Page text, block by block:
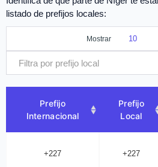
listado de prefijos locales:
Mostrar
Prefijo
Internacional
Prefijo
Local
+227 +227